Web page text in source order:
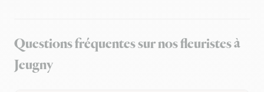
Questions fréquentes sur nos fleuristes à
Jeugny